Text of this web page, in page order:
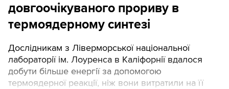
довгоочікуваного прориву в
термоядерному синтезі
Дослідникам з Ліверморської національної
лабораторії ім. Лоуренса в Каліфорнії вдалося
добути більше енергії за допомогою
термоядерної реакції, ніж вони витратили на її